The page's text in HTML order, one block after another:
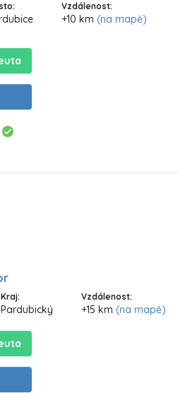
Vzdálenost:
+10 km (na mapě)
Kraj:
Pardubický
Vzdálenost:
+15 km (na mapě)